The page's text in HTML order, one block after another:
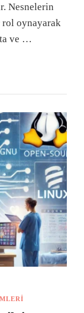
Nesnelerin
oynayarak
ve …